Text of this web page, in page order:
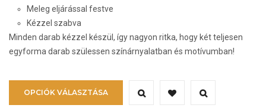
Meleg eljárással festve
Kézzel szabva
Minden darab kézzel készül, így nagyon ritka, hogy két teljesen
egyforma darab szülessen színárnyalatban és motívumban!
OPCIÓK VÁLASZTÁSA